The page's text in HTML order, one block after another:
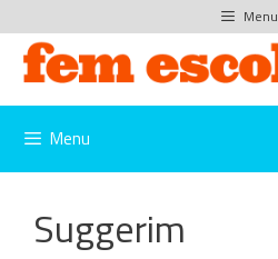
al
contingut
Menu
Menu
Suggerim